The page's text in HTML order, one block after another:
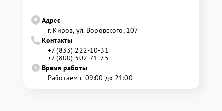
Адрес
г. Киров, ул. Воровского, 107
Контакты
+7 (833) 222-10-31
+7 (800) 302-71-75
Время работы
Работаем с 09:00 до 21:00